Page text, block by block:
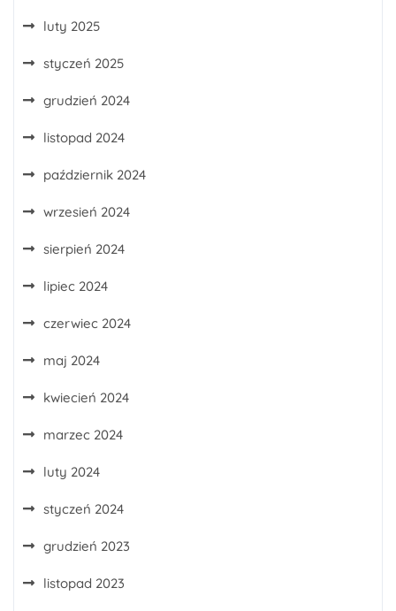
luty 2025
styczeń 2025
grudzień 2024
listopad 2024
październik 2024
wrzesień 2024
sierpień 2024
lipiec 2024
czerwiec 2024
maj 2024
kwiecień 2024
marzec 2024
luty 2024
styczeń 2024
grudzień 2023
listopad 2023